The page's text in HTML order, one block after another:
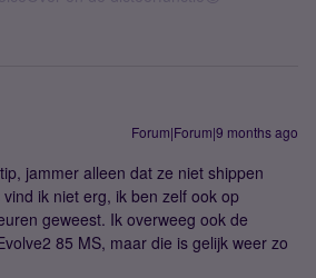
Forum|Forum|9 months ago
jammer alleen dat ze niet shippen
ik niet erg, ik ben zelf ook op
geweest. Ik overweeg ook de
85 MS, maar die is gelijk weer zo